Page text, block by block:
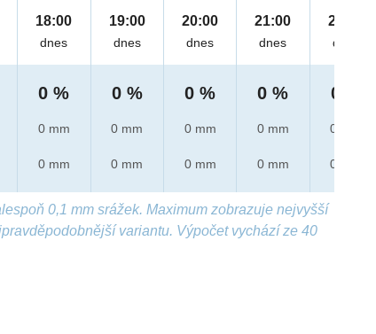
18:00
dnes
0 %
0 mm
0 mm
19:00
dnes
0 %
0 mm
0 mm
20:00
dnes
0 %
0 mm
0 mm
21:00
dnes
0 %
0 mm
0 mm
22:00
dnes
0 %
0 mm
0 mm
0,1 mm srážek. Maximum zobrazuje nejvyšší
variantu. Výpočet vychází ze 40